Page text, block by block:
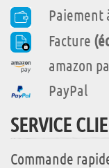
Paiement
Facture
amazon
PayPal
SERVICE
Commande